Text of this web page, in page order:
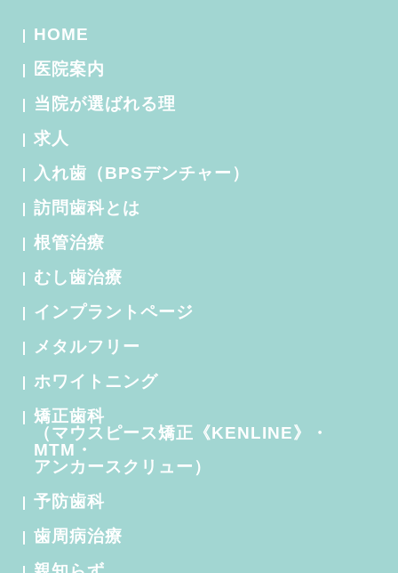
HOME
医院案内
当院が選ばれる理
求人
入れ歯（BPSデンチャー）
訪問歯科とは
根管治療
むし歯治療
インプラントページ
メタルフリー
ホワイトニング
矯正歯科
（マウスピース矯正《KENLINE》・
MTM・
アンカースクリュー）
予防歯科
歯周病治療